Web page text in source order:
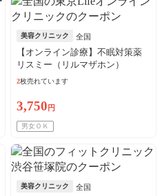
美容クリニック 全国
【オンライン診療】不眠対策薬
リスミー（リルマザホン）
1mg（30日分）※初診料・送料込
2枚売れています
3,750 円
男女ＯＫ
美容クリニック 全国